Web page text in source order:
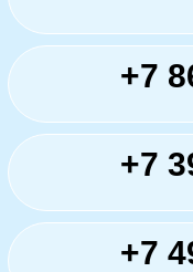
+7
+7
+7